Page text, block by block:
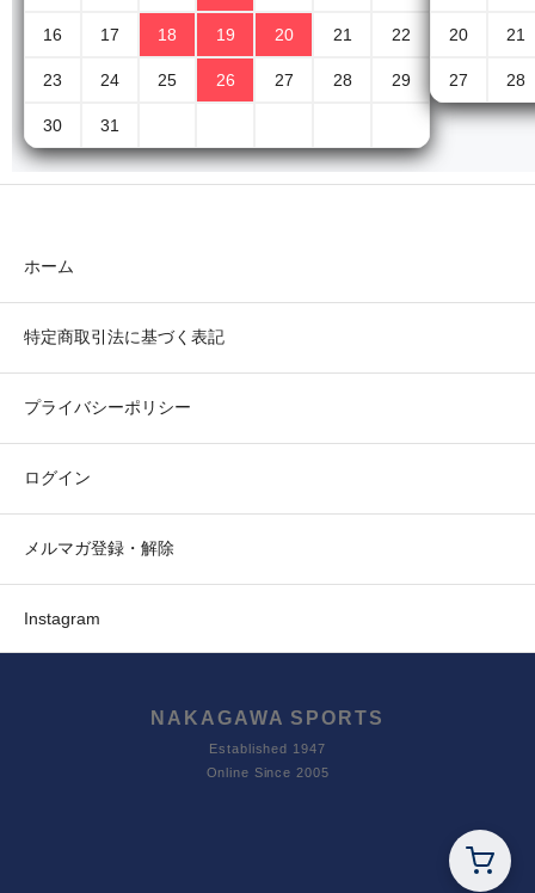
16 17 18 19 20 21 22
23 24 25 26 27 28 29
30 31
20 21
27 28
ホーム
特定商取引法に基づく表記
プライバシーポリシー
ログイン
メルマガ登録・解除
Instagram
NAKAGAWA SPORTS
Established 1947
Online Since 2005